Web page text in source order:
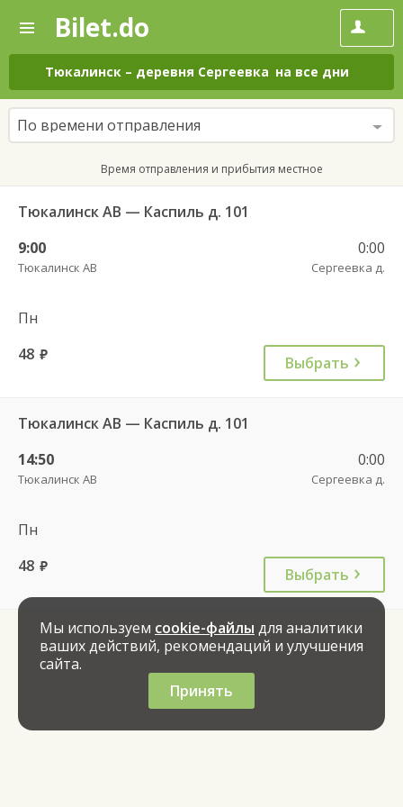
—
Поиск
и
покупка
билетов
на
автобус
онлайн
Bilet.do
Тюкалинск – деревня Сергеевка на все дни
По времени отправления
Время отправления и прибытия местное
Тюкалинск АВ — Каспиль д. 101
9:00
Тюкалинск АВ
0:00
Сергеевка д.
Пн
48 руб. Выбрать
Тюкалинск АВ — Каспиль д. 101
14:50
Тюкалинск АВ
0:00
Сергеевка д.
Пн
48 руб. Выбрать
Мы используем cookie-файлы для аналитики
ваших действий, рекомендаций и улучшения
сайта.
Принять